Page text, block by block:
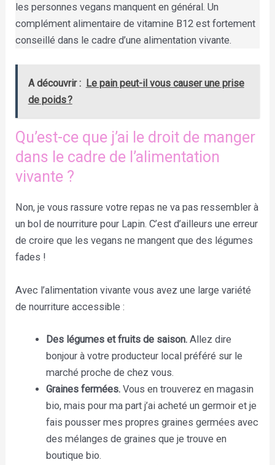
les personnes vegans manquent en général. Un
complément alimentaire de vitamine B12 est fortement
conseillé dans le cadre d’une alimentation vivante.
A découvrir : Le pain peut-il vous causer une prise
de poids ?
Qu’est-ce que j’ai le droit de manger
dans le cadre de l’alimentation
vivante ?
Non, je vous rassure votre repas ne va pas ressembler à
un bol de nourriture pour Lapin. C’est d’ailleurs une erreur
de croire que les vegans ne mangent que des légumes
fades !
Avec l’alimentation vivante vous avez une large variété
de nourriture accessible :
Des légumes et fruits de saison.Allez dire
bonjour à votre producteur local préféré sur le
marché proche de chez vous.
Graines fermées.Vous en trouverez en magasin
bio, mais pour ma part j’ai acheté un germoir et je
fais pousser mes propres graines germées avec
des mélanges de graines que je trouve en
boutique bio.